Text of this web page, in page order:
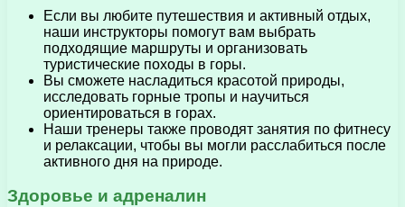
Если вы любите путешествия и активный отдых,
наши инструкторы помогут вам выбрать
подходящие маршруты и организовать
туристические походы в горы.
Вы сможете насладиться красотой природы,
исследовать горные тропы и научиться
ориентироваться в горах.
Наши тренеры также проводят занятия по фитнесу
и релаксации, чтобы вы могли расслабиться после
активного дня на природе.
Здоровье и адреналин